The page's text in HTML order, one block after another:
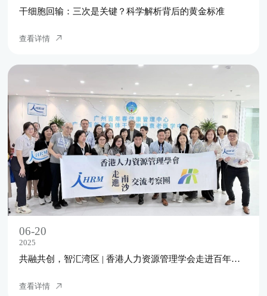
干细胞回输：三次是关键？科学解析背后的黄金标准
查看详情
06-20
2025
‌共融共创，智汇湾区 | 香港人力资源管理学会走进百年春，共探自体干细胞科技与人才发展新机遇！
查看详情